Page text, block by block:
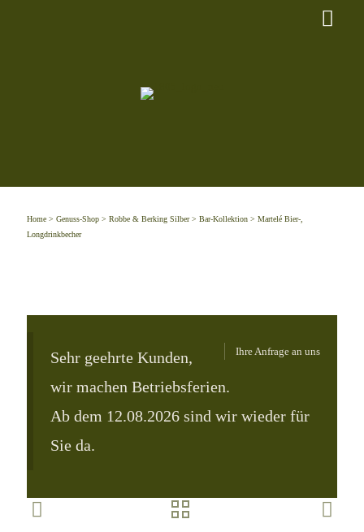
Home > Genuss-Shop > Robbe & Berking Silber> Bar-Kollektion > Martelé Bier-,
Longdrinkbecher
Ihre Anfrage an uns
Sehr geehrte Kunden,
wir machen Betriebsferien.
Ab dem 12.08.2026 sind wir wieder für
Sie da.